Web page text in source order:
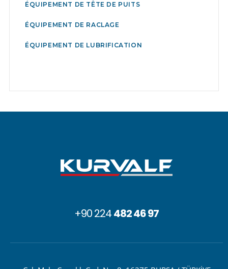
ÉQUIPEMENT DE TÊTE DE PUITS
ÉQUIPEMENT DE RACLAGE
ÉQUIPEMENT DE LUBRIFICATION
+90 224482 46 97